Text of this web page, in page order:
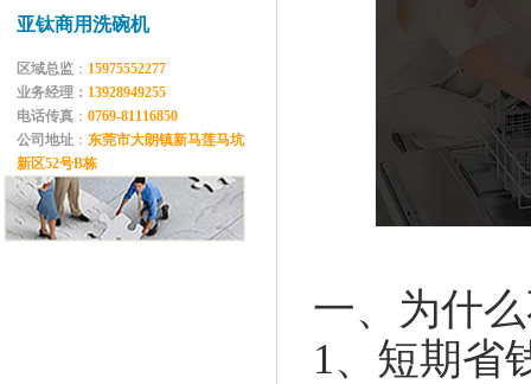
亚钛商用洗碗机
区域总监 ： 15975552277
业务经理： 13928949255
电话传真 ： 0769-81116850
公司地址 ： 东莞市大朗镇新马莲马坑
新区52号B栋
一、为什
1、短期省